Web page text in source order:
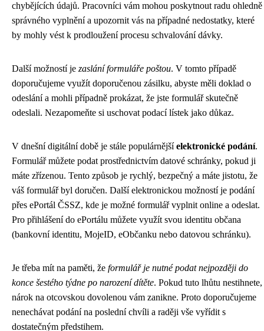
chybějících údajů. Pracovníci vám mohou poskytnout radu ohledně
správného vyplnění a upozornit vás na případné nedostatky, které
by mohly vést k prodloužení procesu schvalování dávky.
Další možností je zaslání formuláře poštou. V tomto případě
doporučujeme využít doporučenou zásilku, abyste měli doklad o
odeslání a mohli případně prokázat, že jste formulář skutečně
odeslali. Nezapomeňte si uschovat podací lístek jako důkaz.
V dnešní digitální době je stále populárnějšíelektronické podání.
Formulář můžete podat prostřednictvím datové schránky, pokud ji
máte zřízenou. Tento způsob je rychlý, bezpečný a máte jistotu, že
váš formulář byl doručen. Další elektronickou možností je podání
přes ePortál ČSSZ, kde je možné formulář vyplnit online a odeslat.
Pro přihlášení do ePortálu můžete využít svou identitu občana
(bankovní identitu, MojeID, eObčanku nebo datovou schránku).
Je třeba mít na paměti, že formulář je nutné podat nejpozději do
konce šestého týdne po narození dítěte. Pokud tuto lhůtu nestihnete,
nárok na otcovskou dovolenou vám zanikne. Proto doporučujeme
nenechávat podání na poslední chvíli a raději vše vyřídit s
dostatečným předstihem.